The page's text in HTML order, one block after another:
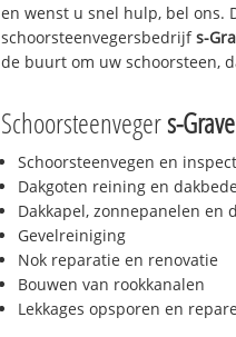
en wenst u snel hulp, bel ons.
schoorsteenvegersbedrijfs-
de buurt om uw schoorsteen,
Schoorsteenvegers-
Schoorsteenvegen en
Dakgoten reining en
Dakkapel, zonnepanelen en
Gevelreiniging
Nok reparatie en renovatie
Bouwen van rookkanalen
Lekkages opsporen en